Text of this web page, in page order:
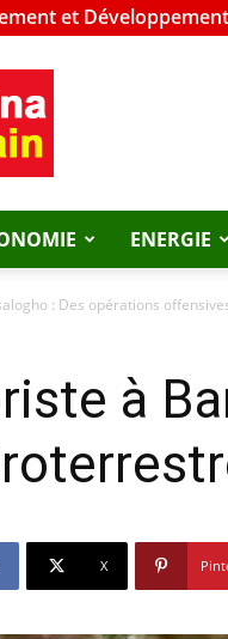
et Développement
ENERGIE
: Des opérations
à
X